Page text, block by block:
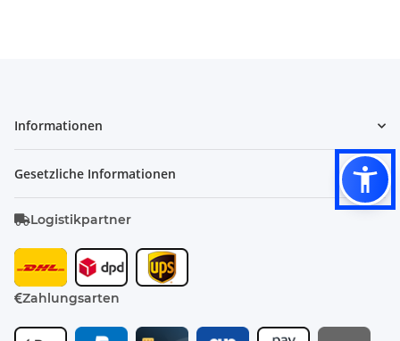
Informationen
Gesetzliche Informationen
Logistikpartner
Zahlungsarten